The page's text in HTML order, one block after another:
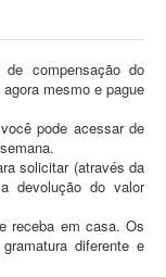
compensação do
mesmo e pague
pode acessar de
solicitar (através da
devolução do valor
receba em casa. Os
diferente e